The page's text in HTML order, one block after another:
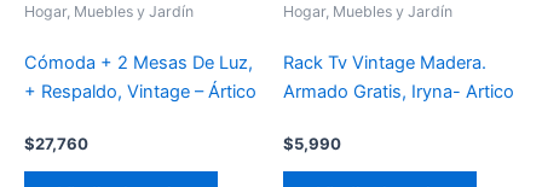
Hogar, Muebles y Jardín
Cómoda + 2 Mesas De Luz,
+ Respaldo, Vintage – Ártico
$27,760
Hogar, Muebles y Jardín
Rack Tv Vintage Madera.
Armado Gratis, Iryna- Artico
$5,990